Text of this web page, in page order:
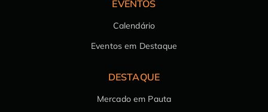
EVENTOS
Calendário
Eventos em Destaque
DESTAQUE
Mercado em Pauta